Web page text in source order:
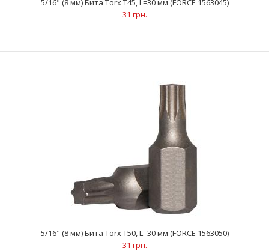
5/16" (8 мм) Бита Torx Т40, L=30 мм (FORCE 1563040)
..
5/16" (8 мм) Бита Torx Т45, L=30 мм (FORCE 1563045)
31 грн.
5/16" (8 мм) Бита Torx Т50, L=30 мм (FORCE 1563050)
31 грн.